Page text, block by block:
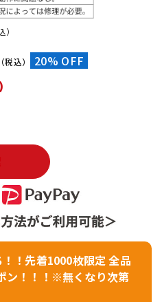
）
（税込） 20% OFF
！先着1000枚限定 全品
ン！！！※無くなり次第